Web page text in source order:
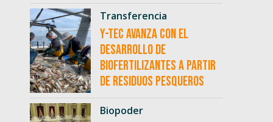
Transferencia
Y-TEC avanza con el
desarrollo de
biofertilizantes a partir
de residuos pesqueros
Biopoder